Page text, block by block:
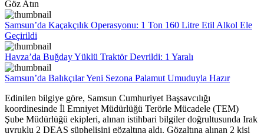
Göz Atın
Samsun’da Kaçakçılık Operasyonu: 1 Ton 160 Litre Etil Alkol Ele
Geçirildi
Havza’da Buğday Yüklü Traktör Devrildi: 1 Yaralı
Samsun’da Balıkçılar Yeni Sezona Palamut Umuduyla Hazır
Edinilen bilgiye göre, Samsun Cumhuriyet Başsavcılığı
koordinesinde İl Emniyet Müdürlüğü Terörle Mücadele (TEM)
Şube Müdürlüğü ekipleri, alınan istihbari bilgiler doğrultusunda Irak
uyruklu 2 DEAŞ şüphelisini gözaltına aldı. Gözaltına alınan 2 kişi